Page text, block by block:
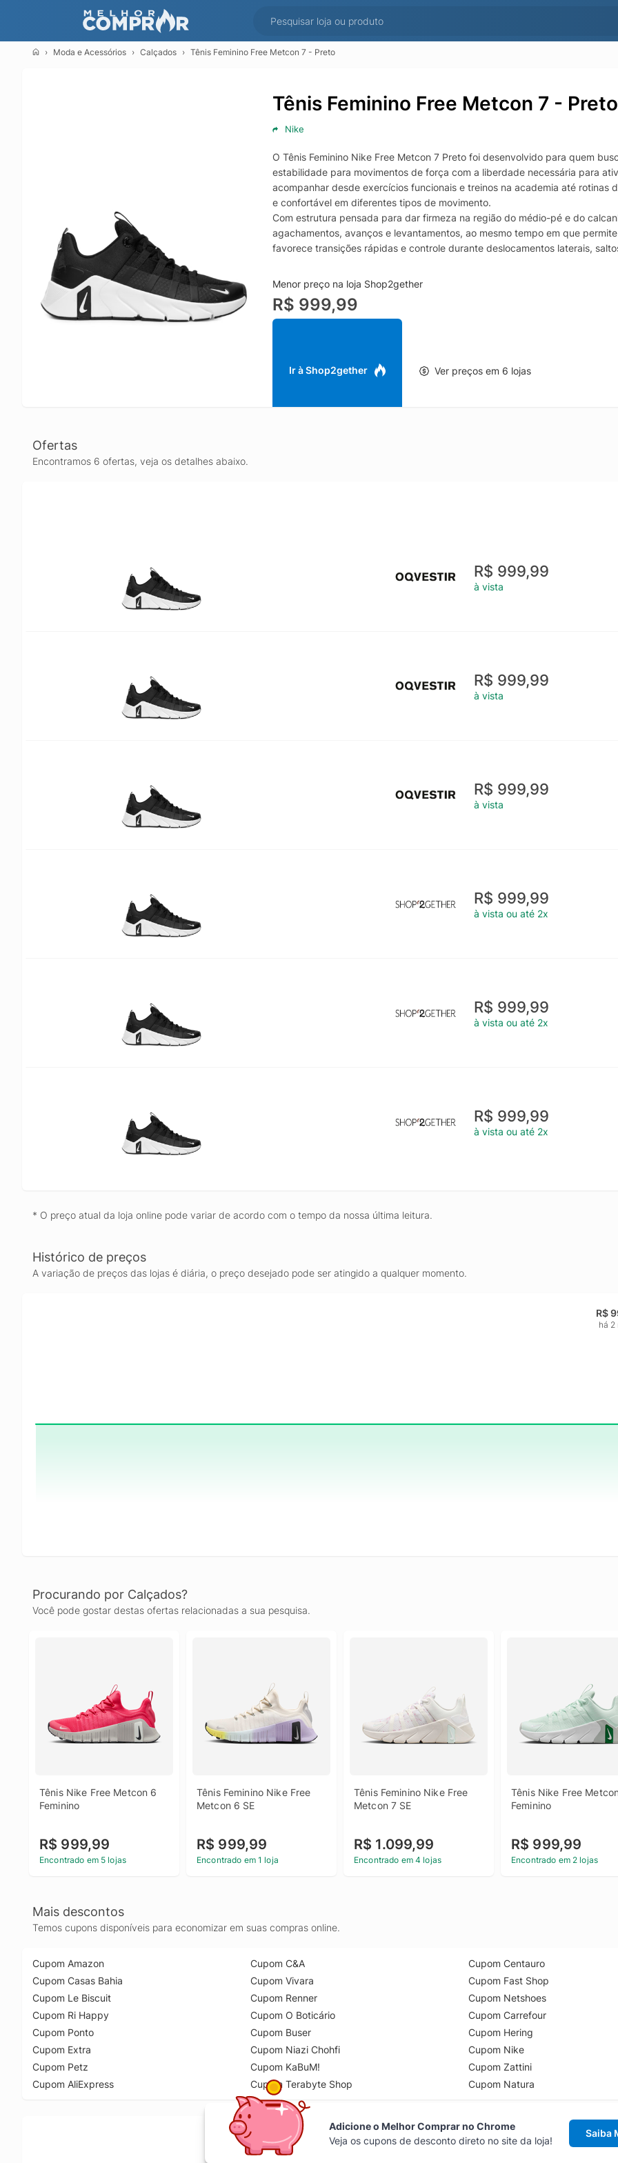
Moda e Acessórios Calçados Tênis Feminino Free Metcon 7 - Preto
Tênis Feminino Free Metcon 7 - Preto
Nike
O Tênis Feminino Nike Free Metcon 7 Preto foi desenvolvido para quem
estabilidade para movimentos de força com a liberdade necessária para
acompanhar desde exercícios funcionais e treinos na academia até rotinas
e confortável em diferentes tipos de movimento.
Com estrutura pensada para dar firmeza na região do médio-pé e do
agachamentos, avanços e levantamentos, ao mesmo tempo em que
favorece transições rápidas e controle durante deslocamentos laterais,
O cabedal em material leve e respirável auxilia na ventilação durante o uso,
entressola com tecnologia de flexibilidade inspirada na linha Free promove
pisadas, enquanto o solado com boa tração oferece aderência para
Na cor preta, este modelo entrega um visual esportivo e versátil, fácil de
Menor preço na loja Shop2gether
R$ 999,99
Ir à Shop2gether Ver preços em 6 lojas
Ofertas
Encontramos 6 ofertas, veja os detalhes abaixo.
R$ 999,99
à vista
R$ 999,99
à vista
R$ 999,99
à vista
R$ 999,99
à vista ou até 2x
R$ 999,99
à vista ou até 2x
R$ 999,99
à vista ou até 2x
* O preço atual da loja online pode variar de acordo com o tempo da nossa última leitura.
Histórico de preços
A variação de preços das lojas é diária, o preço desejado pode ser atingido a qualquer momento.
R$
há 2
Procurando por Calçados?
Você pode gostar destas ofertas relacionadas a sua pesquisa.
Tênis Nike Free Metcon 6
Feminino
R$ 999,99
Encontrado em 5 lojas
Tênis Feminino Nike Free
Metcon 6 SE
R$ 999,99
Encontrado em 1 loja
Tênis Feminino Nike Free
Metcon 7 SE
R$ 1.099,99
Encontrado em 4 lojas
Tênis Nike Free
Feminino
R$ 999,99
Encontrado em 2 lojas
Mais descontos
Temos cupons disponíveis para economizar em suas compras online.
Cupom Amazon
Cupom Casas Bahia
Cupom Le Biscuit
Cupom Ri Happy
Cupom Ponto
Cupom Extra
Cupom Petz
Cupom AliExpress
Cupom C&A
Cupom Vivara
Cupom Renner
Cupom O Boticário
Cupom Buser
Cupom Niazi Chohfi
Cupom KaBuM!
Cupom Terabyte Shop
Cupom Centauro
Cupom Fast Shop
Cupom Netshoes
Cupom Carrefour
Cupom Hering
Cupom Nike
Cupom Zattini
Cupom Natura
Adicione o Melhor Comprar no Chrome
Veja os cupons de desconto direto no site da loja!
Saiba